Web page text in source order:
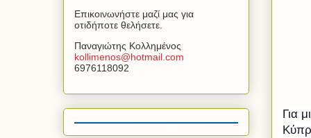
Για
Επικοινωνήστε μαζί μας για
οτιδήποτε θελήσετε.
Παναγιώτης Κολλημένος
kollimenos@hotmail com
6976118092